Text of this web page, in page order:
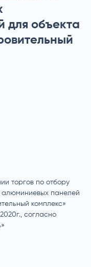
для объекта
торгов по отбору
алюминиевых панелей
комплекс»
согласно